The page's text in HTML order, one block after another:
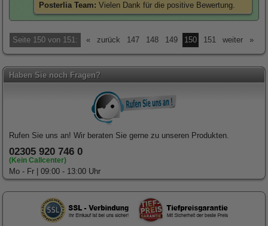
Posterlia Team: Vielen Dank für die positive Bewertung.
Seite 150 von 151: « zurück 147 148 149 150 151 weiter »
Haben Sie noch Fragen?
Rufen Sie uns an! Wir beraten Sie gerne zu unseren Produkten.
02305 920 746 0
(Kein Callcenter)
Mo - Fr | 09:00 - 13:00 Uhr